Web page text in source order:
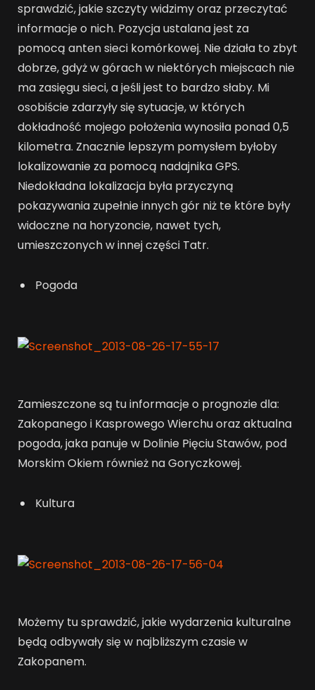
sprawdzić, jakie szczyty widzimy oraz przeczytać
informacje o nich. Pozycja ustalana jest za
pomocą anten sieci komórkowej. Nie działa to zbyt
dobrze, gdyż w górach w niektórych miejscach nie
ma zasięgu sieci, a jeśli jest to bardzo słaby. Mi
osobiście zdarzyły się sytuacje, w których
dokładność mojego położenia wynosiła ponad 0,5
kilometra. Znacznie lepszym pomysłem byłoby
lokalizowanie za pomocą nadajnika GPS.
Niedokładna lokalizacja była przyczyną
pokazywania zupełnie innych gór niż te które były
widoczne na horyzoncie, nawet tych,
umieszczonych w innej części Tatr.
Pogoda
Zamieszczone są tu informacje o prognozie dla:
Zakopanego i Kasprowego Wierchu oraz aktualna
pogoda, jaka panuje w Dolinie Pięciu Stawów, pod
Morskim Okiem również na Goryczkowej.
Kultura
Możemy tu sprawdzić, jakie wydarzenia kulturalne
będą odbywały się w najbliższym czasie w
Zakopanem.